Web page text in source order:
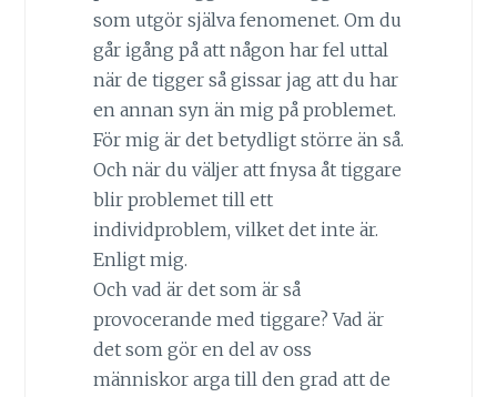
som utgör själva fenomenet. Om du
går igång på att någon har fel uttal
när de tigger så gissar jag att du har
en annan syn än mig på problemet.
För mig är det betydligt större än så.
Och när du väljer att fnysa åt tiggare
blir problemet till ett
individproblem, vilket det inte är.
Enligt mig.
Och vad är det som är så
provocerande med tiggare? Vad är
det som gör en del av oss
människor arga till den grad att de